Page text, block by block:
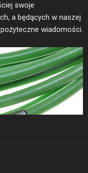
swoje
a będących w naszej
wiadomości.